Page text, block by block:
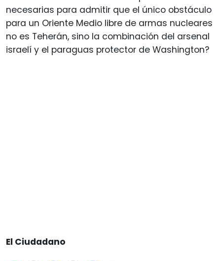
necesarias para admitir que el único obstáculo
para un Oriente Medio libre de armas nucleares
no es Teherán, sino la combinación del arsenal
israelí y el paraguas protector de Washington?
El Ciudadano